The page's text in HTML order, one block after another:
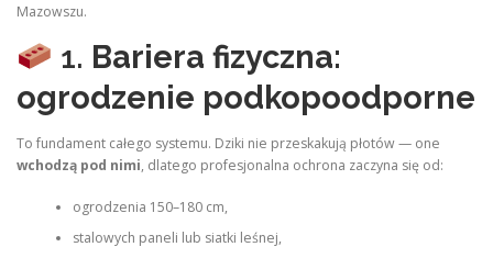
Mazowszu.
1. Bariera fizyczna:
ogrodzenie podkopoodporne
To fundament całego systemu. Dziki nie przeskakują płotów — one
wchodzą pod nimi, dlatego profesjonalna ochrona zaczyna się od:
ogrodzenia 150–180 cm,
stalowych paneli lub siatki leśnej,